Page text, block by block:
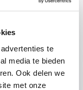
te
media te bieden
Ook delen we
met onze
Tussen
online door,
en
wereld
je mee in
en laat hij zien